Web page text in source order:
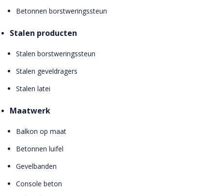
Betonnen borstweringssteun
Stalen producten
Stalen borstweringssteun
Stalen geveldragers
Stalen latei
Maatwerk
Balkon op maat
Betonnen luifel
Gevelbanden
Console beton